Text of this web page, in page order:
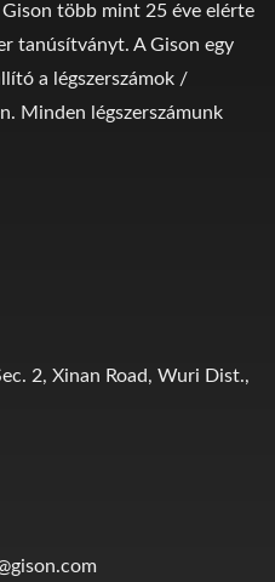
Gison több mint 25 éve elérte
tanúsítványt. A Gison egy
a légszerszámok /
Minden légszerszámunk
2, Xinan Road, Wuri Dist.,